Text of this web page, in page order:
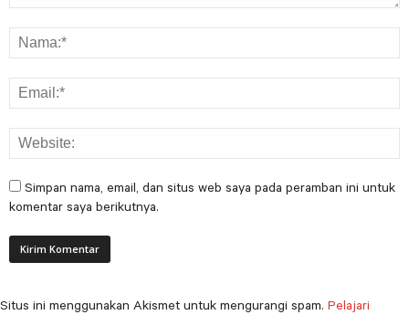
Simpan nama, email, dan situs web saya pada peramban ini untuk
komentar saya berikutnya.
Situs ini menggunakan Akismet untuk mengurangi spam. Pelajari